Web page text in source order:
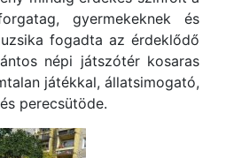
gyermekeknek és
fogadta az érdeklődő
népi játszótér kosaras
játékkal, állatsimogató,
perecsütöde.